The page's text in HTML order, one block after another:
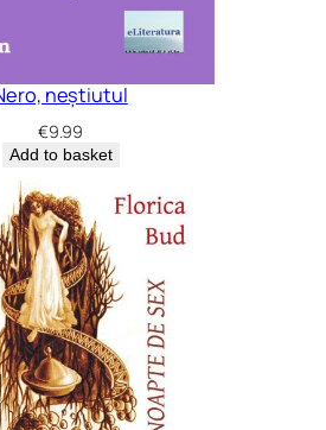
neștiutul
€9.99
Add to basket